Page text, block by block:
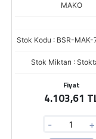
MAKO
Stok Kodu : BSR-MAK-
Stok Miktarı :
Fiyat
4.103,61
- +